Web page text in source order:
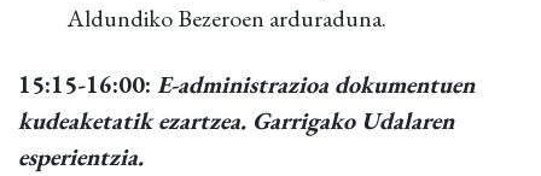
Aldundiko Bezeroen arduraduna.
15:15-16:00: E-administrazioa dokumentuen
kudeaketatik ezartzea. Garrigako Udalaren
esperientzia.